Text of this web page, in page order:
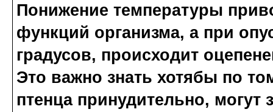
Понижение температуры
функций организма, а при
градусов, происходит
Это важно знать хотябы по
птенца принудительно, могут